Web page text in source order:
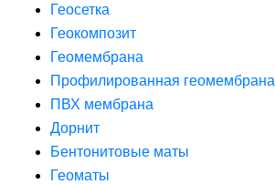
Геосетка
Геокомпозит
Геомембрана
Профилированная геомембрана
ПВХ мембрана
Дорнит
Бентонитовые маты
Геоматы